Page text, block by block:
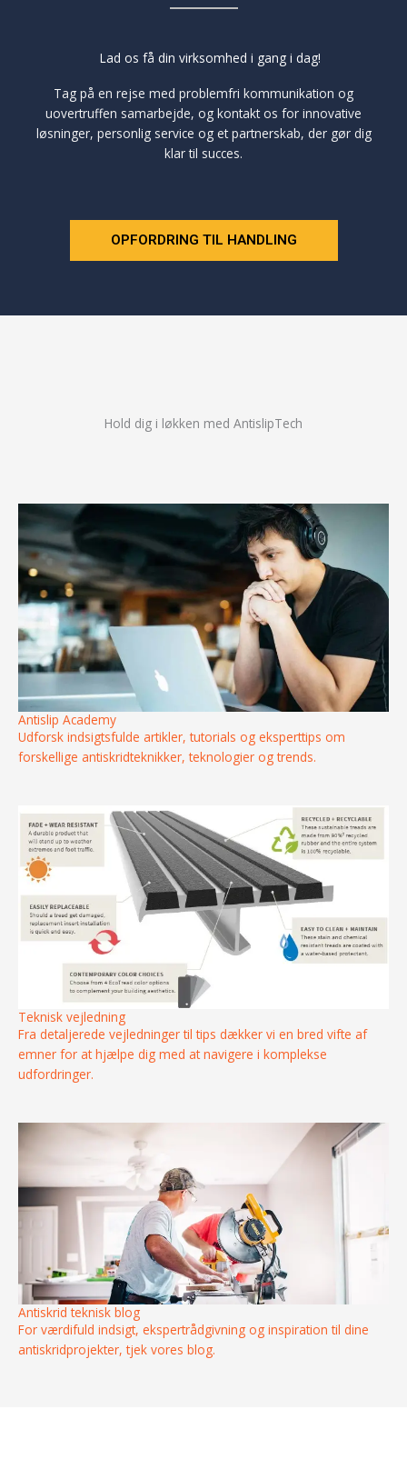
INDFØRE
Lad os få din virksomhed i gang i dag!
Tag på en rejse med problemfri kommunikation og
uovertruffen samarbejde, og kontakt os for innovative
løsninger, personlig service og et partnerskab, der gør dig
klar til succes.
OPFORDRING TIL HANDLING
Hold dig i løkken med AntislipTech
Antislip Academy
Udforsk indsigtsfulde artikler, tutorials og eksperttips om
forskellige antiskridteknikker, teknologier og trends.
Teknisk vejledning
Fra detaljerede vejledninger til tips dækker vi en bred vifte af
emner for at hjælpe dig med at navigere i komplekse
udfordringer.
Antiskrid teknisk blog
For værdifuld indsigt, ekspertrådgivning og inspiration til dine
antiskridprojekter, tjek vores blog.